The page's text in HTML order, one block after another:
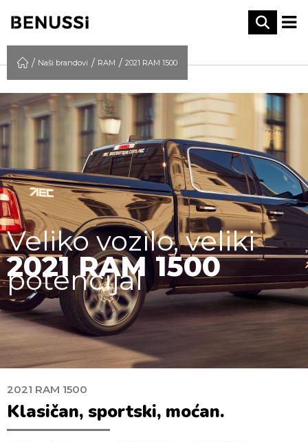
Naši brandovi RAM 2021 RAM 1500
2021 RAM 1500
Veliko vozilo, veliki
potencijal
2021 RAM 1500
Klasičan, sportski, moćan.